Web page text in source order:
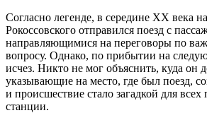
Согласно легенде, в середине ХХ века
Рокоссовского отправился поезд с
направляющимися на переговоры по
вопросу. Однако, по прибытии на
исчез. Никто не мог объяснить, куда он
указывающие на место, где был поезд,
и происшествие стало загадкой для
станции.